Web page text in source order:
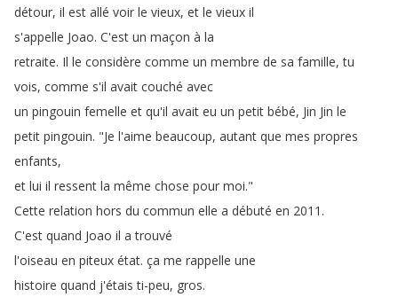
détour, il est allé voir le vieux, et le vieux il
s'appelle Joao. C'est un maçon à la
retraite. Il le considère comme un membre de sa famille,tu
vois, comme s'il avait couché avec
un pingouin femelle et qu'il avait eu un petit bébé, Jin Jin le
petit pingouin. "Je l'aime beaucoup, autant que mes propres
enfants,
et lui il ressent la même chose pour moi."
Cette relation hors du commun elle a débuté en 2011.
C'est quand Joao il a trouvé
l'oiseau en piteux état. ça me rappelle une
histoire quand j'étais ti-peu, gros.